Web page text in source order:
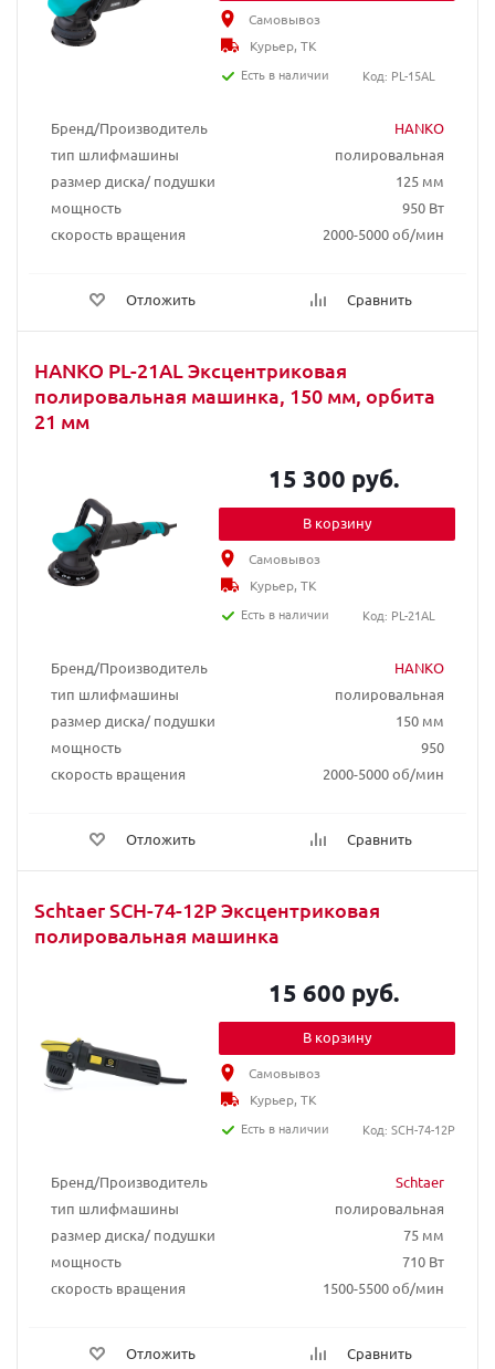
Бренд/Производитель
HANKO
тип шлифмашины
полировальная
размер диска/ подушки
125 мм
мощность
950 Вт
скорость вращения
2000-5000 об/мин
Отложить Сравнить
Самовывоз
Курьер, ТК
Есть в наличии
Код: PL-15AL
HANKO PL-21AL Эксцентриковая
полировальная машинка, 150 мм, орбита
21 мм
Бренд/Производитель
HANKO
тип шлифмашины
полировальная
размер диска/ подушки
150 мм
мощность
950
скорость вращения
2000-5000 об/мин
Отложить Сравнить
15 300 руб.
В корзину
Самовывоз
Курьер, ТК
Есть в наличии
Код: PL-21AL
Schtaer SCH-74-12P Эксцентриковая
полировальная машинка
Бренд/Производитель
Schtaer
тип шлифмашины
полировальная
размер диска/ подушки
75 мм
мощность
710 Вт
скорость вращения
1500-5500 об/мин
Отложить Сравнить
15 600 руб.
В корзину
Самовывоз
Курьер, ТК
Есть в наличии
Код: SCH-74-12P